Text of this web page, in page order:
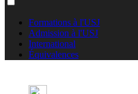
Formations à l'USJ
Admission à l'USJ
International
Équivalences